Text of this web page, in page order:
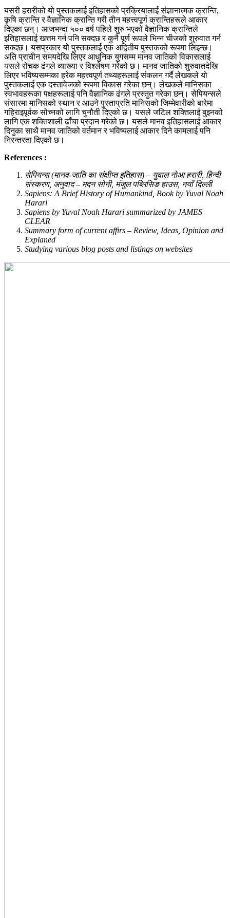
यसरी हरारीको यो पुस्तकलाई इतिहासको प्रक्रियालाई संज्ञानात्मक क्रान्ति,
कृषि क्रान्ति र वैज्ञानिक क्रान्ति गरी तीन महत्त्वपूर्ण क्रान्तिहरूले आकार
दिएका छन्। आजभन्दा ५०० वर्ष पहिले शुरु भएको वैज्ञानिक क्रान्तिले
इतिहासलाई खत्तम गर्न पनि सक्दछ र कुनै पूर्ण रूपले भिन्न चीजको शुरुवात गर्न
सक्दछ। यसप्रकार यो पुस्तकलाई एक अद्वितीय पुस्तकको रूपमा लिइन्छ।
अति प्राचीन समयदेखि लिएर आधुनिक युगसम्म मानव जातिको विकासलाई
यसले रोचक ढंगले व्याख्या र विश्लेषण गरेको छ। मानव जातिको शुरुवातदेखि
लिएर भविष्यसम्मका हरेक महत्त्वपूर्ण तथ्यहरूलाई संकलन गर्दै लेखकले यो
पुस्तकलाई एक दस्तावेजको रूपमा विकास गरेका छन्। लेखकले मानिसका
स्वभावहरूका पक्षहरूलाई पनि वैज्ञानिक ढंगले प्रस्तुत गरेका छन्। सेपियन्सले
संसारमा मानिसको स्थान र आउने पुस्ताप्रति मानिसको जिम्मेवारीको बारेमा
गहिराइपूर्वक सोच्नको लागि चुनौती दिएको छ। यसले जटिल शक्तिलाई बुझ्नको
लागि एक शक्तिशाली ढाँचा प्रदान गरेको छ। यसले मानव इतिहासलाई आकार
दिनुका साथै मानव जातिको वर्तमान र भविष्यलाई आकार दिने कामलाई पनि
निरन्तरता दिएको छ।
References :
सेपियन्स (मानव-जाति का संक्षीप्त इतिहास) – युवाल नोआ हरारी, हिन्दी
संस्करण, अनुवाद – मदन सोनी, मंजुल पब्लिसिङ हाउस, नयाँ दिल्ली
Sapiens: A Brief History of Humankind, Book by Yuval Noah
Harari
Sapiens by Yuval Noah Harari summarized by JAMES
CLEAR
Summary form of current affirs – Review, Ideas, Opinion and
Explaned
Studying various blog posts and listings on websites